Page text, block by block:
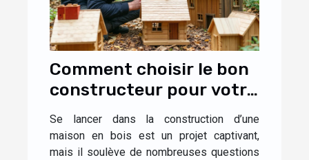
Comment choisir le bon
constructeur pour votre
maison en bois ?
Se lancer dans la construction d’une
maison en bois est un projet captivant,
mais il soulève de nombreuses questions